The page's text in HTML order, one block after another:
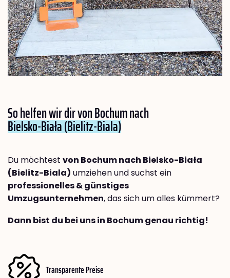
So helfen wir dir von Bochum nach
Bielsko-Biała (Bielitz-Biala)
Du möchtest von Bochum nach Bielsko-Biała
(Bielitz-Biala) umziehen und suchst ein
professionelles & günstiges
Umzugsunternehmen, das sich um alles kümmert?
Dann bist du bei uns in Bochum genau richtig!
Transparente Preise